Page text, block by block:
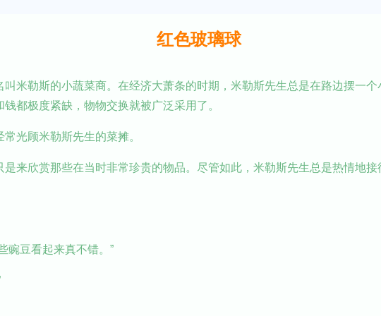
红色玻璃球
米勒斯的小蔬菜商。在经济大萧条的时期，米勒斯先生总是在路边摆一
都极度紧缺，物物交换就被广泛采用了。
光顾米勒斯先生的菜摊。
来欣赏那些在当时非常珍贵的物品。尽管如此，米勒斯先生总是热情地
豌豆看起来真不错。”